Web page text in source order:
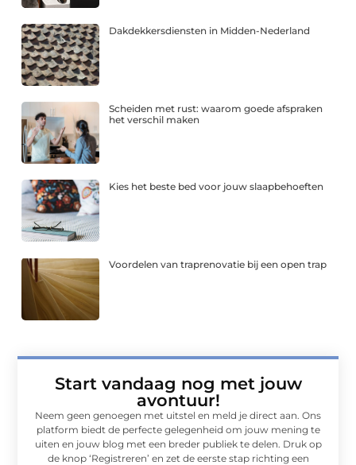
Dakdekkersdiensten in Midden-Nederland
Scheiden met rust: waarom goede afspraken
het verschil maken
Kies het beste bed voor jouw slaapbehoeften
Voordelen van traprenovatie bij een open trap
Start vandaag nog met jouw
avontuur!
Neem geen genoegen met uitstel en meld je direct aan. Ons
platform biedt de perfecte gelegenheid om jouw mening te
uiten en jouw blog met een breder publiek te delen. Druk op
de knop ‘Registreren’ en zet de eerste stap richting een